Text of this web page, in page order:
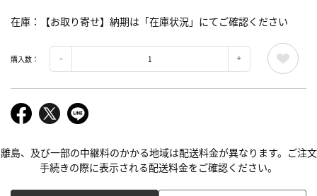
在庫 【お取り寄せ】納期は「在庫状況」にてご確認ください
購入数：
離島、及び一部の中継料のかかる地域は配送料金が異なります。ご注文
手続きの際に表示される配送料金をご確認ください。